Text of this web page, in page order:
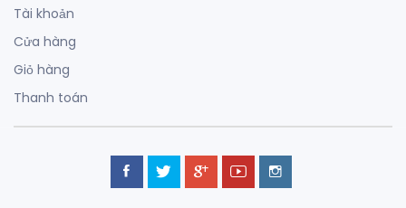
Tài khoản
Cửa hàng
Giỏ hàng
Thanh toán